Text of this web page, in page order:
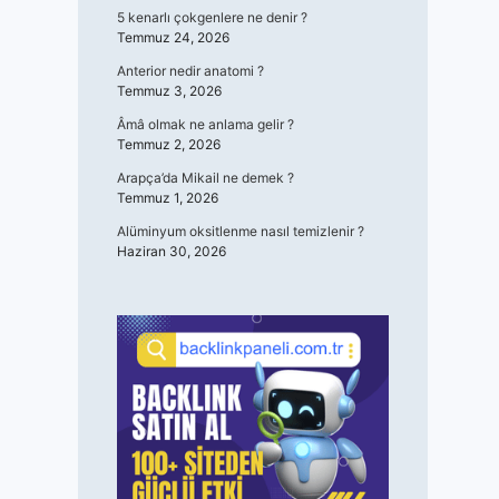
5 kenarlı çokgenlere ne denir ?
Temmuz 24, 2026
Anterior nedir anatomi ?
Temmuz 3, 2026
Âmâ olmak ne anlama gelir ?
Temmuz 2, 2026
Arapça’da Mikail ne demek ?
Temmuz 1, 2026
Alüminyum oksitlenme nasıl temizlenir ?
Haziran 30, 2026